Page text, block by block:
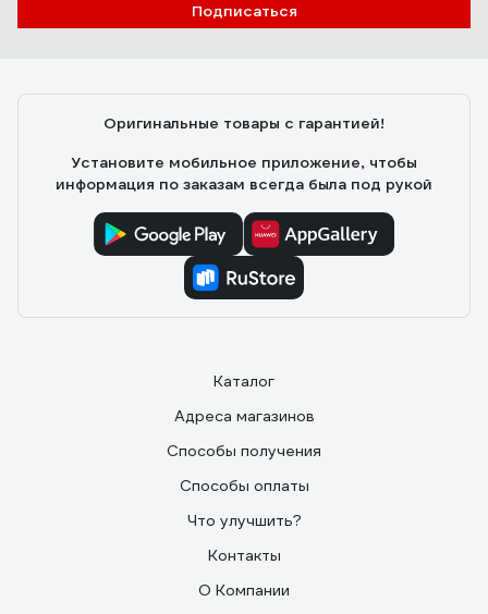
Подписаться
Оригинальные товары с гарантией!
Установите мобильное приложение, чтобы
информация по заказам всегда была под рукой
Каталог
Адреса магазинов
Способы получения
Способы оплаты
Что улучшить?
Контакты
О Компании